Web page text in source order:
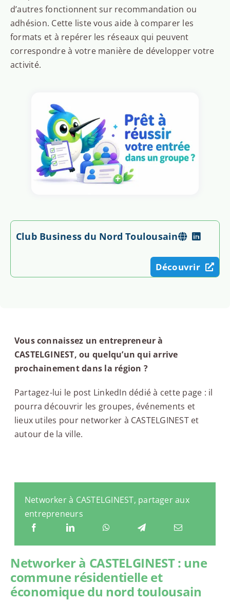
d’autres fonctionnent sur recommandation ou
adhésion. Cette liste vous aide à comparer les
formats et à repérer les réseaux qui peuvent
correspondre à votre manière de développer votre
activité.
Club Business du Nord Toulousain
Découvrir
Vous connaissez un entrepreneur à
CASTELGINEST, ou quelqu’un qui arrive
prochainement dans la région ?
Partagez-lui le post LinkedIn dédié à cette page : il
pourra découvrir les groupes, événements et
lieux utiles pour networker à CASTELGINEST et
autour de la ville.
Networker à CASTELGINEST, partager aux
entrepreneurs
Networker à CASTELGINEST : une
commune résidentielle et
économique du nord toulousain